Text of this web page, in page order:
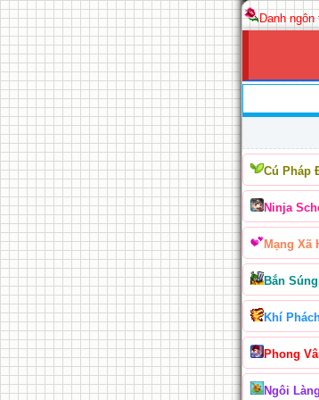
Danh
Cú Pháp
Ninja
Mạng Xã
Bắn
Khí
Phong
Ngôi